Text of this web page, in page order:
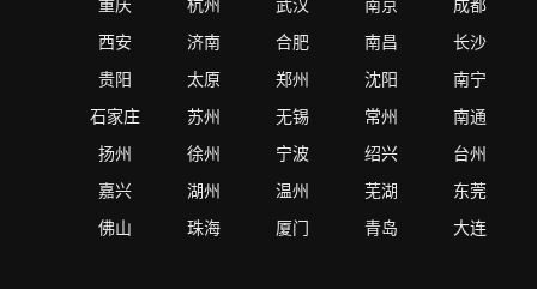
西安
济南 合肥 南昌
长沙
贵阳
太原 郑州 沈阳
南宁
石家庄
苏州 无锡 常州
南通
扬州
徐州 宁波 绍兴
台州
嘉兴
湖州 温州 芜湖
东莞
佛山
珠海 厦门 青岛 大连